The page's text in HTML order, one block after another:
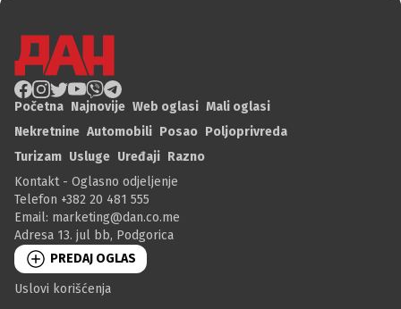
Početna Najnovije Web oglasi Mali oglasi
Nekretnine Automobili Posao Poljoprivreda
Turizam Usluge Uređaji Razno
Kontakt - Oglasno odjeljenje
Telefon +382 20 481 555
Email: marketing@dan.co.me
Adresa 13. jul bb, Podgorica
PREDAJ OGLAS
Uslovi korišćenja